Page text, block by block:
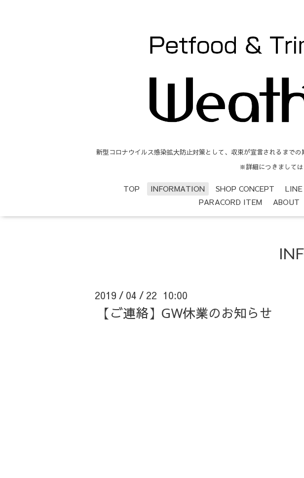
新型コロナウイルス感染拡大防止対策として、収束が宣言されるまで
※詳細につきまして
TOP INFORMATION SHOP CONCEPT
PARACORD ITEM
ABOUT
2019 / 04 / 22 10:00
【ご連絡】GW休業のお知らせ